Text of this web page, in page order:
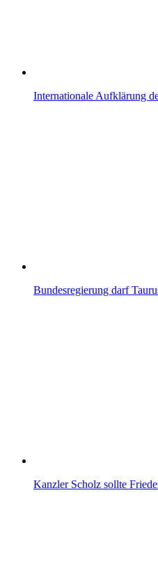
Internationale Aufklärung
Bundesregierung darf
Kanzler Scholz sollte